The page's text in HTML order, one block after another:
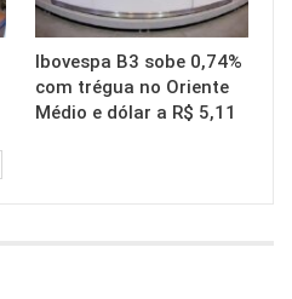
Ibovespa B3 sobe 0,74%
com trégua no Oriente
Médio e dólar a R$ 5,11